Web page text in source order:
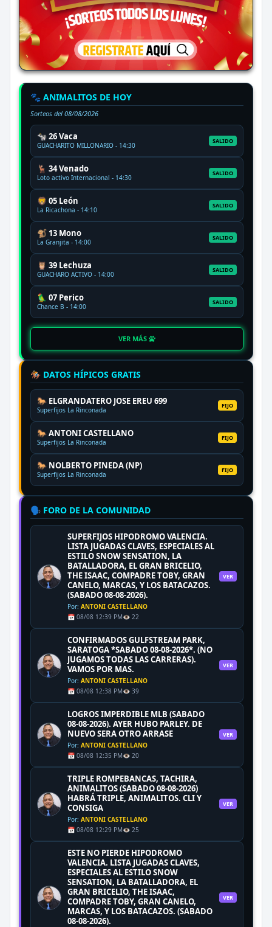
🐾 ANIMALITOS DE HOY
Sorteos del 08/08/2026
🐄 26 Vaca
GUACHARITO MILLONARIO - 14:30
SALIDO
🦌 34 Venado
Loto activo Internacional - 14:30
SALIDO
🦁 05 León
La Ricachona - 14:10
SALIDO
🐒 13 Mono
La Granjita - 14:00
SALIDO
🦉 39 Lechuza
GUACHARO ACTIVO - 14:00
SALIDO
🦜 07 Perico
Chance B - 14:00
SALIDO
VER MÁS
🏇 DATOS HÍPICOS GRATIS
🐎 ELGRANDATERO JOSE EREU 699
Superfijos La Rinconada
FIJO
🐎 ANTONI CASTELLANO
Superfijos La Rinconada
FIJO
🐎 NOLBERTO PINEDA (NP)
Superfijos La Rinconada
FIJO
🗣️ FORO DE LA COMUNIDAD
SUPERFIJOS HIPODROMO VALENCIA.
LISTA JUGADAS CLAVES, ESPECIALES AL
ESTILO SNOW SENSATION, LA
BATALLADORA, EL GRAN BRICELIO,
THE ISAAC, COMPADRE TOBY, GRAN
CANELO, MARCAS, Y LOS BATACAZOS.
(SABADO 08-08-2026).
Por: ANTONI CASTELLANO
📅 08/08 12:39 PM👁️ 22
VER
CONFIRMADOS GULFSTREAM PARK,
SARATOGA *SABADO 08-08-2026*. (NO
JUGAMOS TODAS LAS CARRERAS).
VAMOS POR MAS.
Por: ANTONI CASTELLANO
📅 08/08 12:38 PM👁️ 39
VER
LOGROS IMPERDIBLE MLB (SABADO
08-08-2026). AYER HUBO PARLEY. DE
NUEVO SERA OTRO ARRASE
Por: ANTONI CASTELLANO
📅 08/08 12:35 PM👁️ 20
VER
TRIPLE ROMPEBANCAS, TACHIRA,
ANIMALITOS (SABADO 08-08-2026)
HABRÁ TRIPLE, ANIMALITOS. CLI Y
CONSIGA
Por: ANTONI CASTELLANO
📅 08/08 12:29 PM👁️ 25
VER
ESTE NO PIERDE HIPODROMO
VALENCIA. LISTA JUGADAS CLAVES,
ESPECIALES AL ESTILO SNOW
SENSATION, LA BATALLADORA, EL
GRAN BRICELIO, THE ISAAC,
COMPADRE TOBY, GRAN CANELO,
MARCAS, Y LOS BATACAZOS. (SABADO
08-08-2026).
VER